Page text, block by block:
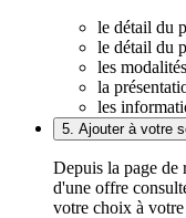
le détail du
le détail du
les
la
les
5. Ajouter à votre
Depuis la page de
d'une offre
votre choix à